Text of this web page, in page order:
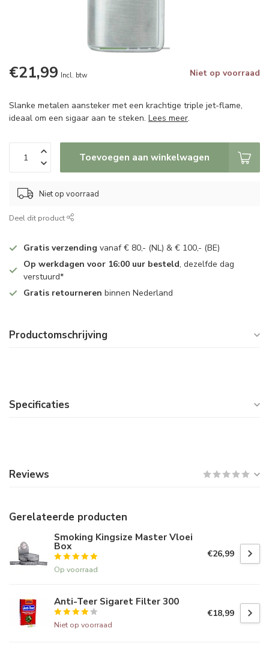
€21,99 Incl. btw Niet op voorraad
Slanke metalen aansteker met een krachtige triple jet-flame,
ideaal om een sigaar aan te steken. Lees meer.
Toevoegen aan winkelwagen
Niet op voorraad
Deel dit product
Gratis verzending vanaf € 80,- (NL) & € 100,- (BE)
Op werkdagen voor 16:00 uur besteld, dezelfde dag
verstuurd*
Gratis retourneren binnen Nederland
Productomschrijving
Specificaties
Reviews
Gerelateerde producten
Smoking Kingsize Master Vloei
Box
Op voorraad
€26,99
Anti-Teer Sigaret Filter 300
Niet op voorraad
€18,99